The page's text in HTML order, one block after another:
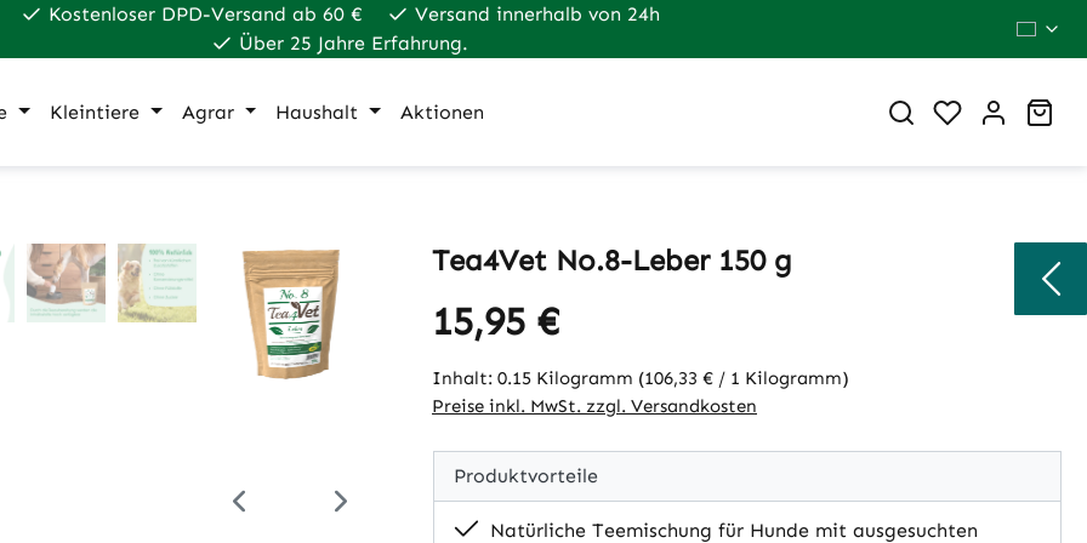
Kostenloser DPD-Versand ab 60 €
Versand innerhalb von 24h
Über 25 Jahre Erfahrung.
Kleintiere Agrar Haushalt Aktionen Du hast 0
Tea4Vet No.8-Leber 150 g
Regulärer Preis:
15,95 €
Inhalt: 0.15 Kilogramm (106,33 € / 1 Kilogramm)
Preise inkl. MwSt. zzgl. Versandkosten
Produktvorteile
Natürliche Teemischung für Hunde mit ausgesuchten